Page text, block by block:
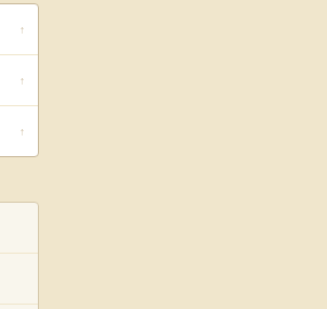
↑
↑
↑